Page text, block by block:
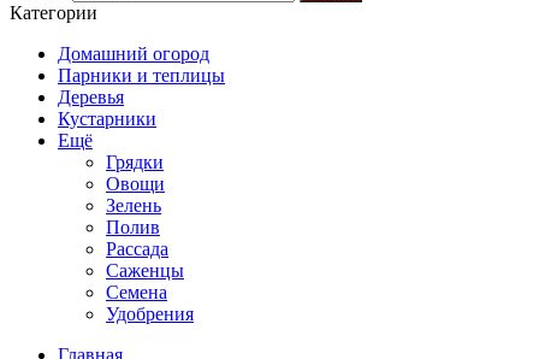
Категории
Домашний огород
Парники и теплицы
Деревья
Кустарники
Ещё
Грядки
Овощи
Зелень
Полив
Рассада
Саженцы
Семена
Удобрения
Главная